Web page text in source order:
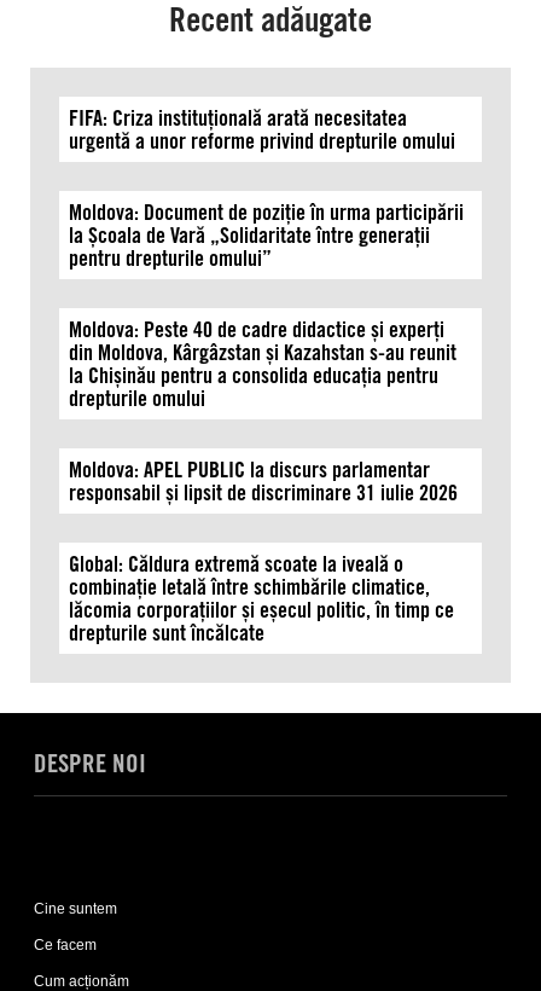
Recent adăugate
FIFA: Criza instituțională arată necesitatea
urgentă a unor reforme privind drepturile omului
Moldova: Document de poziție în urma participării
la Școala de Vară „Solidaritate între generații
pentru drepturile omului”
Moldova: Peste 40 de cadre didactice și experți
din Moldova, Kârgâzstan și Kazahstan s-au reunit
la Chișinău pentru a consolida educația pentru
drepturile omului
Moldova: APEL PUBLIC la discurs parlamentar
responsabil și lipsit de discriminare 31 iulie 2026
Global: Căldura extremă scoate la iveală o
combinație letală între schimbările climatice,
lăcomia corporațiilor și eșecul politic, în timp ce
drepturile sunt încălcate
DESPRE NOI
Despre
noi
sub-
list
Cine suntem
Ce facem
Cum acționăm